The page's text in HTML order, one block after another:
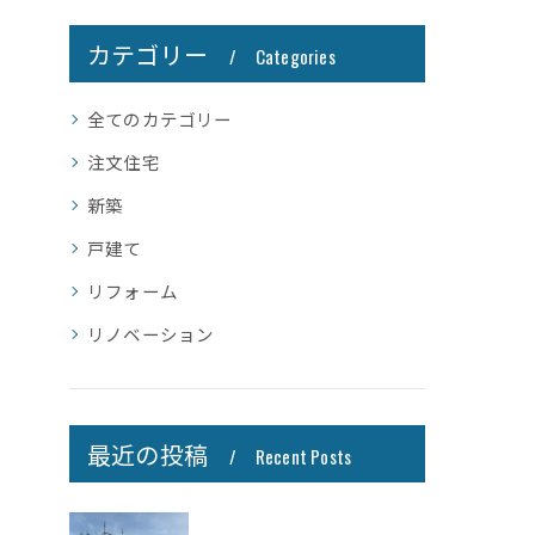
カテゴリー Categories
全てのカテゴリー
注文住宅
新築
戸建て
リフォーム
リノベーション
最近の投稿 Recent Posts